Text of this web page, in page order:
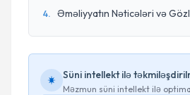
4. Əməliyyatın Nəticələri və
Süni intellekt ilə
Məzmun süni intellekt ilə